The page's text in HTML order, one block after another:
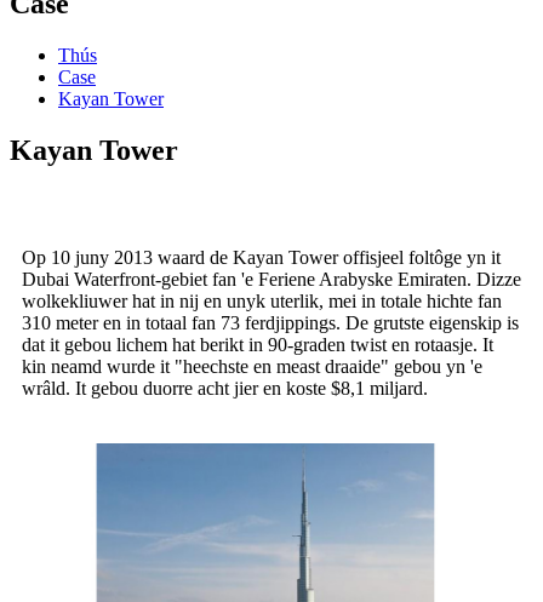
Thús
Case
Kayan Tower
Kayan Tower
Op 10 juny 2013 waard de Kayan Tower offisjeel foltôge yn it
Dubai Waterfront-gebiet fan 'e Feriene Arabyske Emiraten. Dizze
wolkekliuwer hat in nij en unyk uterlik, mei in totale hichte fan
310 meter en in totaal fan 73 ferdjippings. De grutste eigenskip is
dat it gebou lichem hat berikt in 90-graden twist en rotaasje. It
kin neamd wurde it "heechste en meast draaide" gebou yn 'e
wrâld. It gebou duorre acht jier en koste $8,1 miljard.